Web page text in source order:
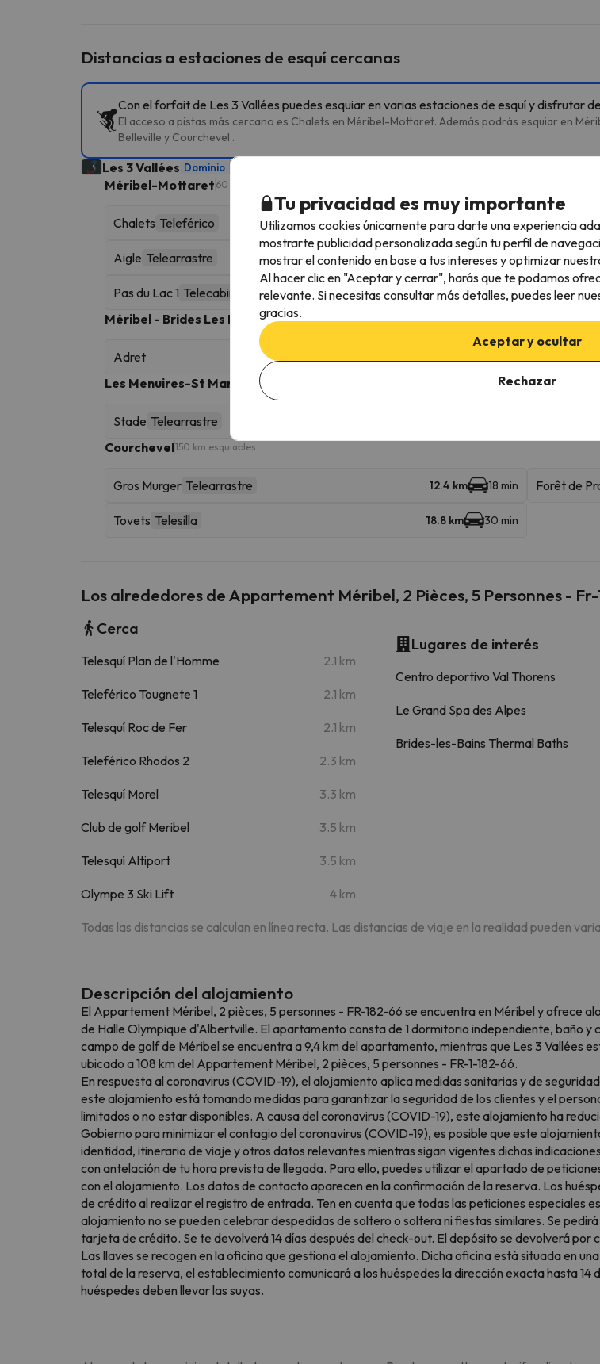
Distancias a estaciones de esquí cercanas
Con el forfait de Les 3 Vallées puedes esquiar en varias estaciones de esquí y disfrutar
El acceso a pistas más cercano es Chalets en Méribel-Mottaret. Además podrás esquiar en
Belleville y Courchevel .
Les 3 Vallées Dominio 600 km esquiables
Méribel-Mottaret 60 km esquiables
Chalets Teleférico 684 m 10 min Plattieres
Aigle Telearrastre 1.9 km 5 min Combes
Pas du Lac 1 Telecabina 2 km 5 min
Méribel - Brides Les Bains90 km esquiables
Adret
Les Menuires-St Martin de Belleville
Stade Telearrastre
Courchevel150 km esquiables
Gros Murger Telearrastre 12.4 km 18 min Forêt de
Tovets Telesilla 18.8 km 30 min
Los alrededores de Appartement Méribel, 2 Pièces, 5 Personnes - Fr-
Cerca
Telesquí Plan de l'Homme 2.1 km
Teleférico Tougnete 1 2.1 km
Telesquí Roc de Fer 2.1 km
Teleférico Rhodos 2 2.3 km
Telesquí Morel 3.3 km
Club de golf Meribel 3.5 km
Telesquí Altiport 3.5 km
Olympe 3 Ski Lift 4 km
Lugares de interés
Centro deportivo Val Thorens
Le Grand Spa des Alpes
Brides-les-Bains Thermal Baths
Todas las distancias se calculan en línea recta. Las distancias de viaje en la realidad pueden
Descripción del alojamiento
El Appartement Méribel, 2 pièces, 5 personnes - FR-182-66 se encuentra en Méribel y ofrece
de Halle Olympique d'Albertville. El apartamento consta de 1 dormitorio independiente, baño
campo de golf de Méribel se encuentra a 9,4 km del apartamento, mientras que Les 3 Vallées
ubicado a 108 km del Appartement Méribel, 2 pièces, 5 personnes - FR-1-182-66.
En respuesta al coronavirus (COVID-19), el alojamiento aplica medidas sanitarias y de
este alojamiento está tomando medidas para garantizar la seguridad de los clientes y el
limitados o no estar disponibles. A causa del coronavirus (COVID-19), este alojamiento ha
Gobierno para minimizar el contagio del coronavirus (COVID-19), es posible que este
identidad, itinerario de viaje y otros datos relevantes mientras sigan vigentes dichas
con antelación de tu hora prevista de llegada. Para ello, puedes utilizar el apartado de
con el alojamiento. Los datos de contacto aparecen en la confirmación de la reserva. Los
de crédito al realizar el registro de entrada. Ten en cuenta que todas las peticiones especiales
alojamiento no se pueden celebrar despedidas de soltero o soltera ni fiestas similares. Se
tarjeta de crédito. Se te devolverá 14 días después del check-out. El depósito se devolverá
Las llaves se recogen en la oficina que gestiona el alojamiento. Dicha oficina está situada en
total de la reserva, el establecimiento comunicará a los huéspedes la dirección exacta hasta
huéspedes deben llevar las suyas.
Tu privacidad es muy importante
Utilizamos cookies únicamente para darte una experiencia
mostrarte publicidad personalizada según tu perfil de
mostrar el contenido en base a tus intereses y optimizar
Al hacer clic en "Aceptar y cerrar", harás que te podamos
relevante. Si necesitas consultar más detalles, puedes leer
gracias.
Aceptar y ocultar
Rechazar